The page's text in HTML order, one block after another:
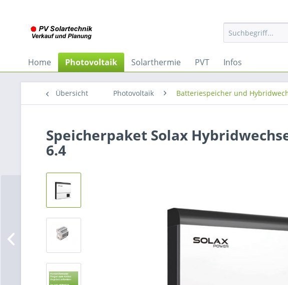
Home Photovoltaik Solarthermie PVT Infos
Übersicht Photovoltaik Batteriespeicher und
Speicherpaket Solax
6.4